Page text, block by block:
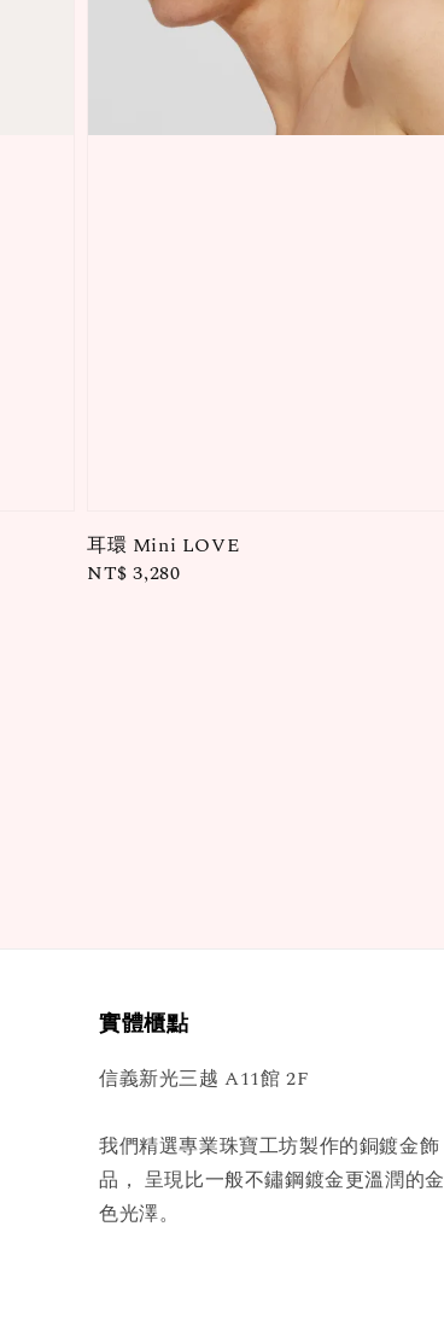
耳環 Mini LOVE
Regular
NT$ 3,280
實體櫃點
信義新光三越 A11館 2F
我們精選專業珠寶工坊製作的銅鍍金飾
品， 呈現比一般不鏽鋼鍍金更溫潤的金
色光澤。